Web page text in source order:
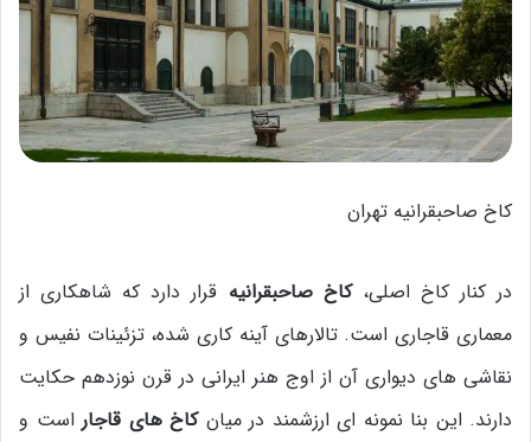
کاخ صاحبقرانیه تهران
در کنار کاخ اصلی،کاخ صاحبقرانیه قرار دارد که شاهکاری از
معماری قاجاری است. تالارهای آینه کاری شده، تزئینات نفیس و
نقاشی های دیواری آن از اوج هنر ایرانی در قرن نوزدهم حکایت
دارند. این بنا نمونه ای ارزشمند در میانکاخ های قاجار است و